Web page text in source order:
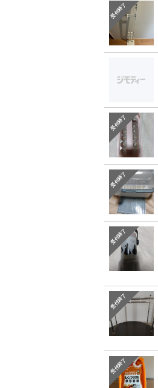
受付終了
受付終了
受付終了
受付終了
受付終了
受付終了